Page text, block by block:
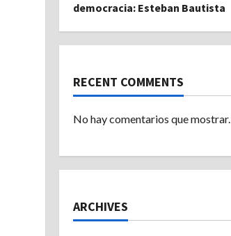
democracia: Esteban Bautista
RECENT COMMENTS
No hay comentarios que mostrar.
ARCHIVES